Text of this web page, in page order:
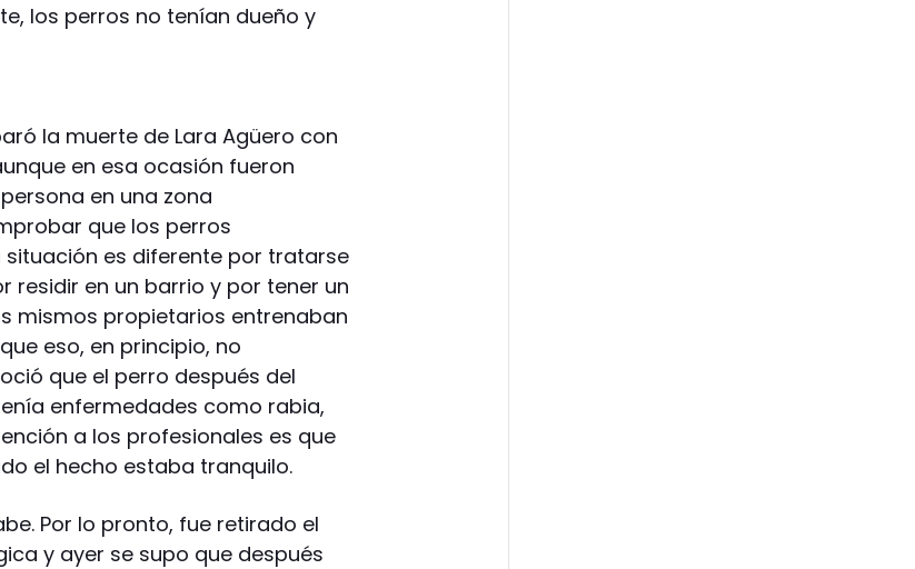
los perros no tenían dueño y
la muerte de Lara Agüero con
en esa ocasión fueron
en una zona
que los perros
situación es diferente por tratarse
residir en un barrio y por tener un
mismos propietarios entrenaban
eso, en principio, no
que el perro después del
enfermedades como rabia,
a los profesionales es que
el hecho estaba tranquilo.
Por lo pronto, fue retirado el
y ayer se supo que después